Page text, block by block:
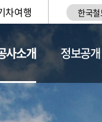
차여행 한국
사소개
황
정보공개